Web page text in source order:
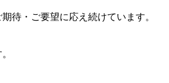
待・ご要望に応え続けています。